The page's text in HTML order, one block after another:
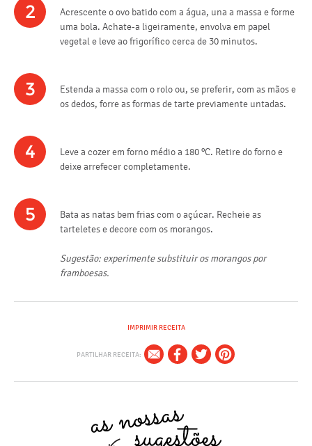
2
Acrescente o ovo batido com a água, una a massa e forme
uma bola. Achate-a ligeiramente, envolva em papel
vegetal e leve ao frigorífico cerca de 30 minutos.
3
Estenda a massa com o rolo ou, se preferir, com as mãos e
os dedos, forre as formas de tarte previamente untadas.
4
Leve a cozer em forno médio a 180 ºC. Retire do forno e
deixe arrefecer completamente.
5
Bata as natas bem frias com o açúcar. Recheie as
tarteletes e decore com os morangos.
Sugestão: experimente substituir os morangos por
framboesas.
IMPRIMIR RECEITA
PARTILHAR RECEITA: